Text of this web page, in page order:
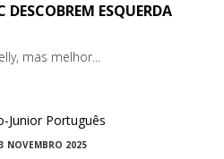
DESCOBREM ESQUERDA
mas melhor...
NOVEMBRO 2025